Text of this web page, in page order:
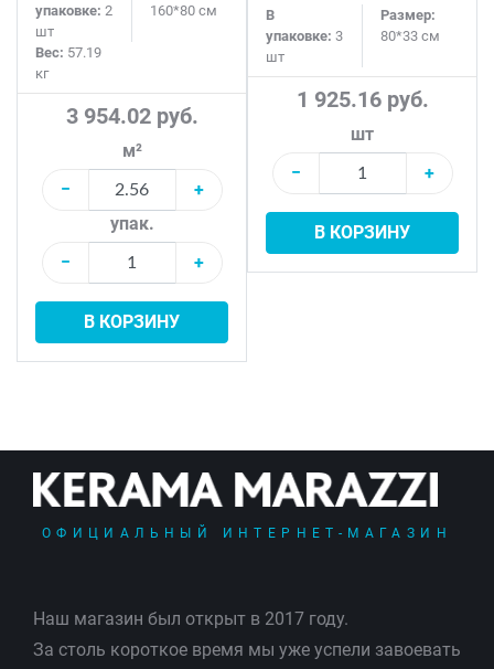
упаковке: 2
шт
160*80 см
Вес: 57.19
кг
3 954.02 руб.
м²
−
+
упак.
−
+
В КОРЗИНУ
В
упаковке: 3
шт
Размер:
80*33 см
1 925.16 руб.
шт
−
+
В КОРЗИНУ
ОФИЦИАЛЬНЫЙ ИНТЕРНЕТ-МАГАЗИН
Наш магазин был открыт в 2017 году.
За столь короткое время мы уже успели завоевать